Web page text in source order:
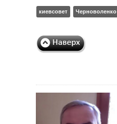
киевсовет Черноволенко